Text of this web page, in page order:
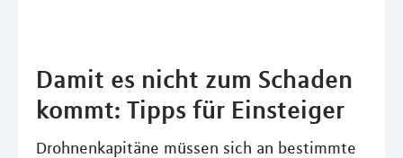
Damit es nicht zum Schaden
kommt: Tipps für Einsteiger
Drohnenkapitäne müssen sich an bestimmte